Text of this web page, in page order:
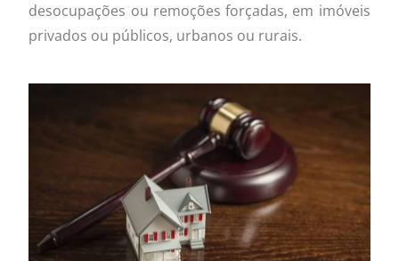
desocupações ou remoções forçadas, em imóveis
privados ou públicos, urbanos ou rurais.